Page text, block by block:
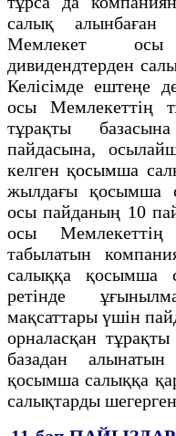
салық алынбаған
Мемлекет осы
дивидендтерден
Келісімде ештеңе
осы Мемлекеттің
тұрақты
пайдасына,
келген қосымша
жылдағы қосымша
осы пайданың 10
осы
табылатын
салыққа қосымша
ретінде
мақсаттары үшін
орналасқан
базадан
қосымша салыққа
салықтарды